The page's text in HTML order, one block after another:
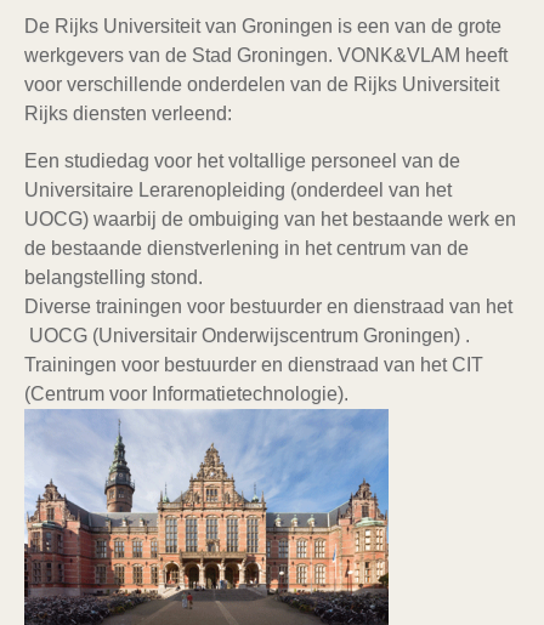
De Rijks Universiteit van Groningen is een van de grote
werkgevers van de Stad Groningen. VONK&VLAM heeft
voor verschillende onderdelen van de Rijks Universiteit
Rijks diensten verleend:
Een studiedag voor het voltallige personeel van de
Universitaire Lerarenopleiding (onderdeel van het
UOCG) waarbij de ombuiging van het bestaande werk en
de bestaande dienstverlening in het centrum van de
belangstelling stond.
Diverse trainingen voor bestuurder en dienstraad van het
UOCG (Universitair Onderwijscentrum Groningen) .
Trainingen voor bestuurder en dienstraad van het CIT
(Centrum voor Informatietechnologie).